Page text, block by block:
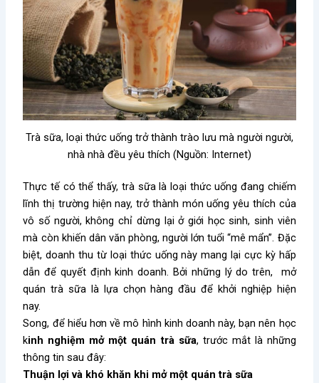
Trà sữa, loại thức uống trở thành trào lưu mà người người,
nhà nhà đều yêu thích (Nguồn: Internet)
Thực tế có thể thấy, trà sữa là loại thức uống đang chiếm
lĩnh thị trường hiện nay, trở thành món uống yêu thích của
vô số người, không chỉ dừng lại ở giới học sinh, sinh viên
mà còn khiến dân văn phòng, người lớn tuổi “mê mẩn”. Đặc
biệt, doanh thu từ loại thức uống này mang lại cực kỳ hấp
dẫn để quyết định kinh doanh. Bởi những lý do trên, mở
quán trà sữa là lựa chọn hàng đầu để khởi nghiệp hiện
nay.
Song, để hiểu hơn về mô hình kinh doanh này, bạn nên học
kinh nghiệm mở một quán trà sữa, trước mắt là những
thông tin sau đây:
Thuận lợi và khó khăn khi mở một quán trà sữa